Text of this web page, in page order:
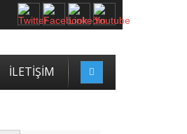
KATILIMCILARI BELLİ OLDU
İLETİŞİM